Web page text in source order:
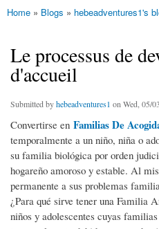
You are here
Home » Blogs » hebeadventures1's
Le processus de
d'accueil
Submitted byhebeadventures1 on Wed, 05/
Convertirse en Familias De
temporalmente a un niño, niña o
su familia biológica por orden
hogareño amoroso y estable. Al
permanente a sus problemas
¿Para qué sirve tener una Familia
niños y adolescentes cuyas